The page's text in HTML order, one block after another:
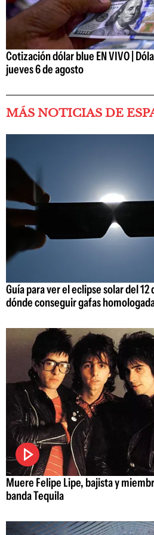
Cotización dólar blue EN VIVO |
jueves 6 de agosto
MÁS NOTICIAS DE
Guía para ver el eclipse solar del 12
dónde conseguir gafas
Muere Felipe Lipe, bajista y
banda Tequila